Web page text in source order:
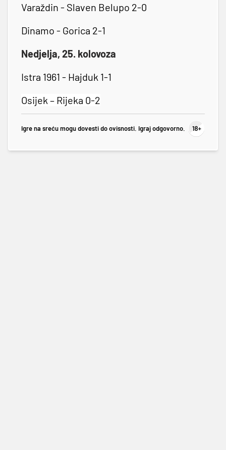
Varaždin - Slaven Belupo 2-0
Dinamo - Gorica 2-1
Nedjelja, 25. kolovoza
Istra 1961 - Hajduk 1-1
Osijek – Rijeka 0-2
Igre na sreću mogu dovesti do ovisnosti. Igraj odgovorno.